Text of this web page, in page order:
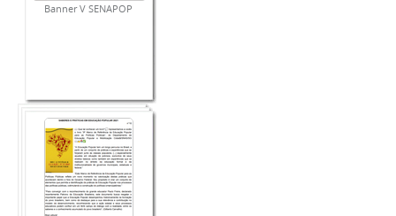
Banner V SENAPOP